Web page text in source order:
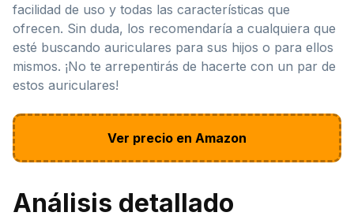
facilidad de uso y todas las características que
ofrecen. Sin duda, los recomendaría a cualquiera que
esté buscando auriculares para sus hijos o para ellos
mismos. ¡No te arrepentirás de hacerte con un par de
estos auriculares!
Ver precio en Amazon
Análisis detallado